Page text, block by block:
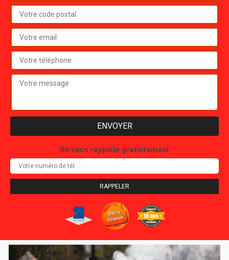
On vous rappelle gratuitement